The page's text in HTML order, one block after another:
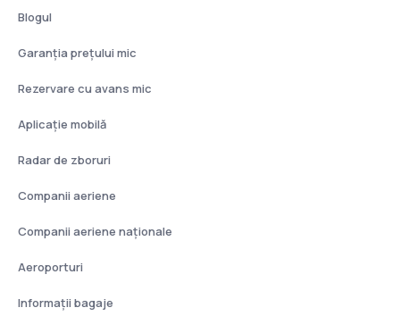
Blogul
Garanția prețului mic
Rezervare cu avans mic
Aplicație mobilă
Radar de zboruri
Companii aeriene
Companii aeriene naţionale
Aeroporturi
Informații bagaje